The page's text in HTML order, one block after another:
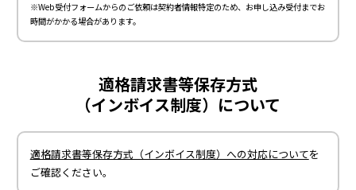
※Web受付フォームからのご依頼は契約者情報特定のため、お申し込み受付までお
時間がかかる場合があります。
適格請求書等保存方式
（インボイス制度）について
適格請求書等保存方式（インボイス制度）への対応についてを
ご確認ください。